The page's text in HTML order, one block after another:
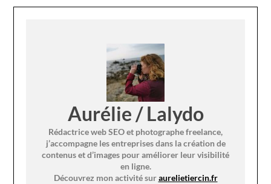
Aurélie / Lalydo
Rédactrice web SEO et photographe freelance,
j’accompagne les entreprises dans la création de
contenus et d’images pour améliorer leur visibilité
en ligne.
Découvrez mon activité suraurelietiercin.fr